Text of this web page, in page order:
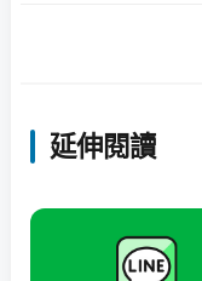
延伸閱讀